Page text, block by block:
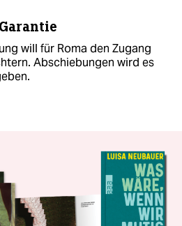
will für Roma den Zugang
Abschiebungen wird es